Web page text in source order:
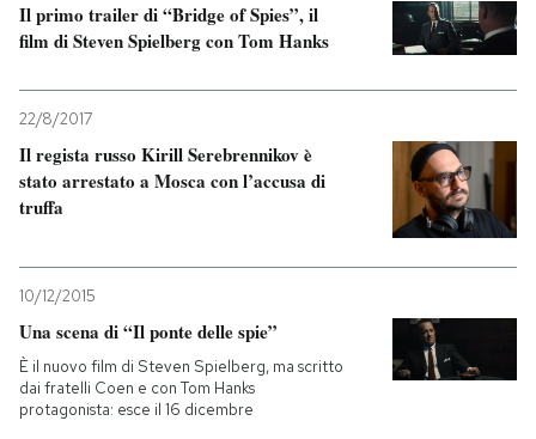
Il primo trailer di “Bridge of Spies”, il
film di Steven Spielberg con Tom Hanks
22/8/2017
Il regista russo Kirill Serebrennikov è
stato arrestato a Mosca con l’accusa di
truffa
10/12/2015
Una scena di “Il ponte delle spie”
È il nuovo film di Steven Spielberg, ma scritto
dai fratelli Coen e con Tom Hanks
protagonista: esce il 16 dicembre